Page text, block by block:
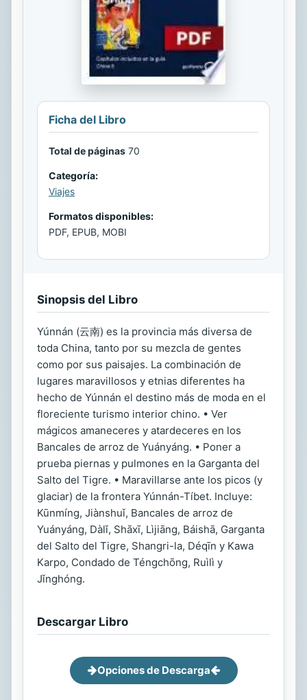
Ficha del Libro
Total de páginas 70
Categoría:
Viajes
Formatos disponibles:
PDF, EPUB, MOBI
Sinopsis del Libro
Yúnnán (云南) es la provincia más diversa de
toda China, tanto por su mezcla de gentes
como por sus paisajes. La combinación de
lugares maravillosos y etnias diferentes ha
hecho de Yúnnán el destino más de moda en el
floreciente turismo interior chino. • Ver
mágicos amaneceres y atardeceres en los
Bancales de arroz de Yuányáng. • Poner a
prueba piernas y pulmones en la Garganta del
Salto del Tigre. • Maravillarse ante los picos (y
glaciar) de la frontera Yúnnán-Tíbet. Incluye:
Kūnmíng, Jiànshuǐ, Bancales de arroz de
Yuányáng, Dàlǐ, Shāxī, Lìjiāng, Báishā, Garganta
del Salto del Tigre, Shangri-la, Déqīn y Kawa
Karpo, Condado de Téngchōng, Ruìlì y
Jǐnghóng.
Descargar Libro
Opciones de Descarga